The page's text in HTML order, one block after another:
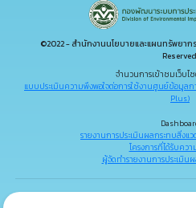
©2022 - สำนักงานนโยบายและแผนทรัพยาก
จำนวนการเข้าชมเว็บไ
แบบประเมินความพึงพอใจต่อการใช้งานศูนย์ข้อมูลก
Plus)
รายงานการประเมินผลกระทบสิ่งแ
โครงการที่ได้รับคว
ผู้จัดทำรายงานการประเมิน